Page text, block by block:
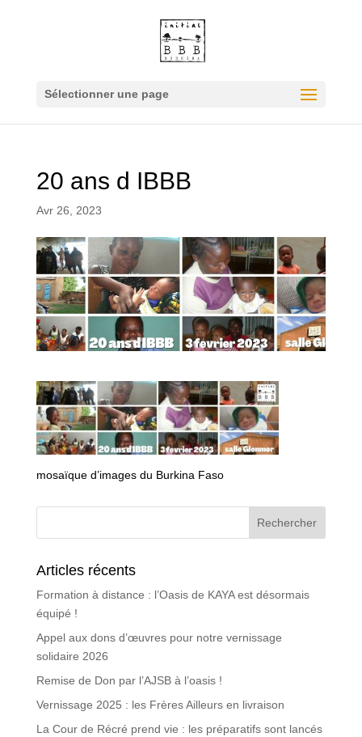
Sélectionner une page
20 ans d IBBB
Avr 26, 2023
mosaïque d’images du Burkina Faso
Articles récents
Formation à distance : l’Oasis de KAYA est désormais
équipé !
Appel aux dons d’œuvres pour notre vernissage
solidaire 2026
Remise de Don par l’AJSB à l’oasis !
Vernissage 2025 : les Frères Ailleurs en livraison
La Cour de Récré prend vie : les préparatifs sont lancés